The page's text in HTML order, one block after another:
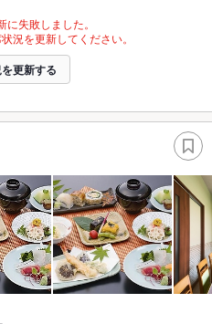
失敗しました。
況を更新してください。
更新する